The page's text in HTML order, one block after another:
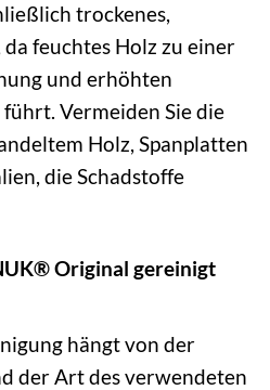
trockenes,
feuchtes Holz zu einer
und erhöhten
Vermeiden Sie die
Holz, Spanplatten
die Schadstoffe
Original gereinigt
hängt von der
der Art des verwendeten